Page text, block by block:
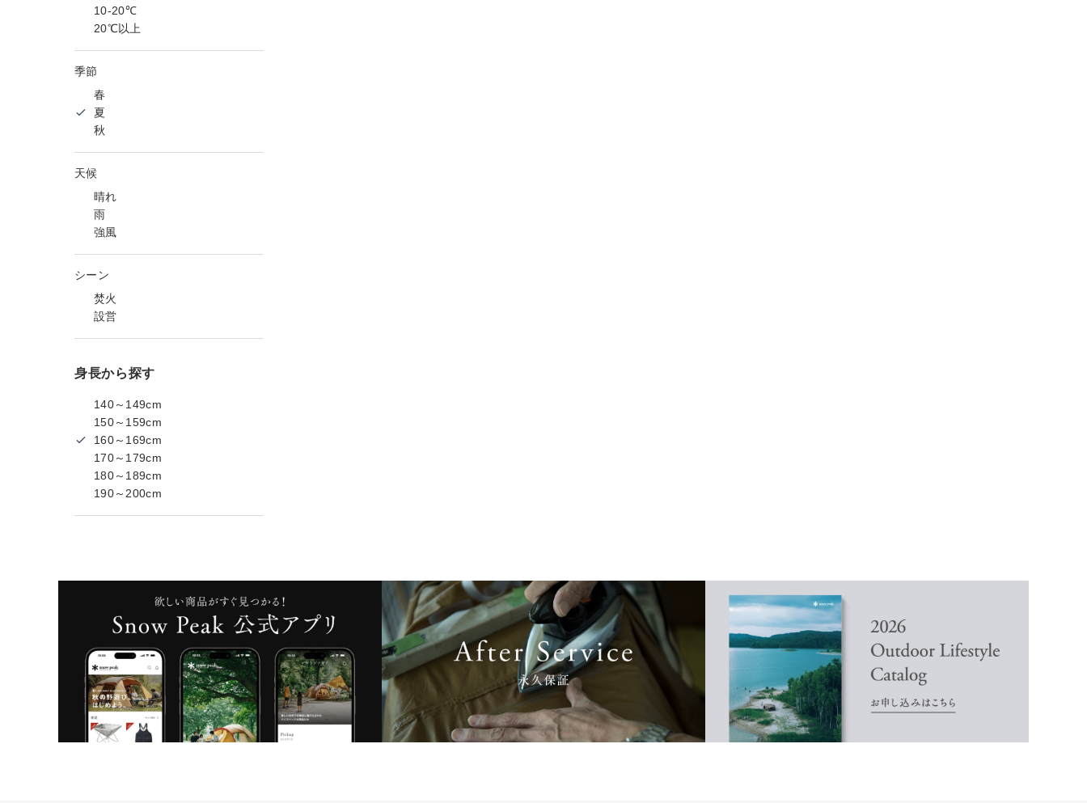
10-20℃
20℃以上
季節
春
夏
秋
天候
晴れ
雨
強風
シーン
焚火
設営
身長から探す
140～149cm
150～159cm
160～169cm
170～179cm
180～189cm
190～200cm